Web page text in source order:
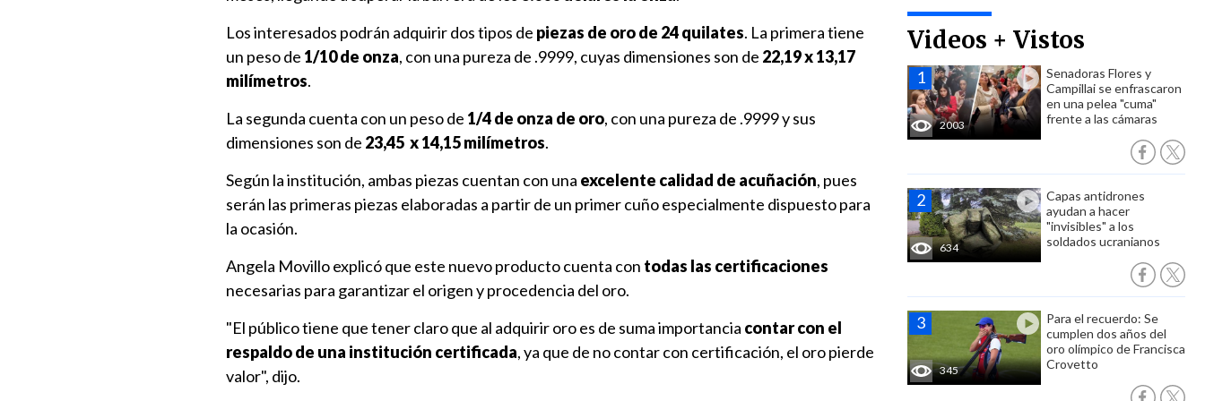
Videos + Vistos
2003
Senadoras Flores y
Campillai se enfrascaron
en una pelea "cuma"
frente a las cámaras
634
Capas antidrones
ayudan a hacer
"invisibles" a los
soldados ucranianos
345
Para el recuerdo: Se
cumplen dos años del
oro olímpico de Francisca
Crovetto
Los interesados podrán adquirir dos tipos de piezas de oro de 24 quilates. La primera tiene
un peso de 1/10 de onza, con una pureza de .9999, cuyas dimensiones son de 22,19 x 13,17
milímetros.
La segunda cuenta con un peso de 1/4 de onza de oro, con una pureza de .9999 y sus
dimensiones son de 23,45 x 14,15 milímetros.
Según la institución, ambas piezas cuentan con una excelente calidad de acuñación, pues
serán las primeras piezas elaboradas a partir de un primer cuño especialmente dispuesto para
la ocasión.
Angela Movillo explicó que este nuevo producto cuenta con todas las certificaciones
necesarias para garantizar el origen y procedencia del oro.
"El público tiene que tener claro que al adquirir oro es de suma importancia contar con el
respaldo de una institución certificada, ya que de no contar con certificación, el oro pierde
valor", dijo.